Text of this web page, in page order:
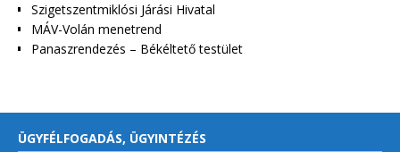
Szigetszentmiklósi Járási Hivatal
MÁV-Volán menetrend
Panaszrendezés – Békéltető testület
ÜGYFÉLFOGADÁS, ÜGYINTÉZÉS